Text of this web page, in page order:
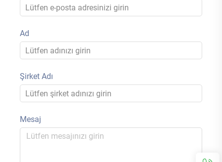
Ad
Şirket Adı
Mesaj